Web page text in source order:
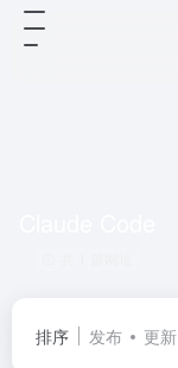
排序 发布 更新